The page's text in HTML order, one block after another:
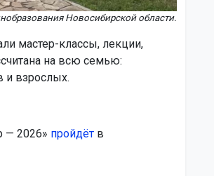
Новосибирской области.
мастер-классы, лекции,
на всю семью:
и взрослых.
— 2026» пройдётв